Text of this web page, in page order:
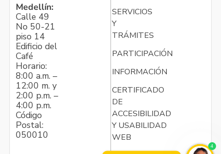
Medellín:
Calle 49
No 50-21
piso 14
Edificio del
Café
Horario:
8:00 a.m. –
12:00 m. y
2:00 p.m. –
4:00 p.m.
Código
Postal:
050010
SERVICIOS
Y
TRÁMITES
PARTICIPACIÓN
INFORMACIÓN
CERTIFICADO
DE
ACCESIBILIDAD
Y USABILIDAD
WEB
4